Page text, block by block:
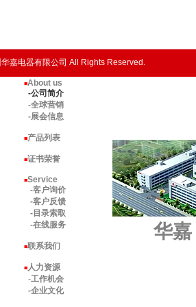
嘉电器有限公司 All Rights Reserved.
■About us
-公司简介
-全球营销
-展会信息
■产品列表
■证书荣誉
■Service
-客户询价
-客户反馈
-目录索取
-在线服务
■联系我们
■人力资源
-工作机会
-企业文化
华嘉